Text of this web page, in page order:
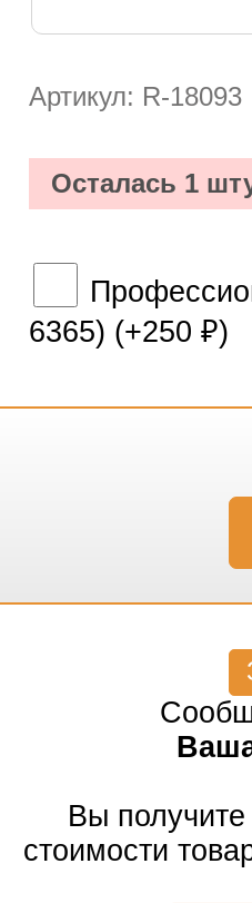
Артикул: R-18093
Осталась 1
6365) (+250 ₽)
Вы
стоимости